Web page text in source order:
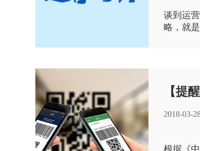
谈到运
略，就
【提
2018-03-
根据《